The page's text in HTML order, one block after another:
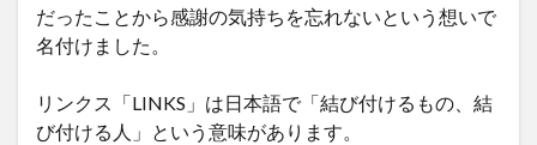
だったことから感謝の気持ちを忘れないという想いで
名付けました。
リンクス「LINKS」は日本語で「結び付けるもの、結
び付ける人」という意味があります。